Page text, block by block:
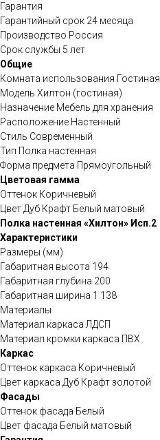
Гарантия
Гарантийный срок 24 месяца
Производство Россия
Срок службы 5 лет
Общие
Комната использования Гостиная
Модель Хилтон (гостиная)
Назначение Мебель для хранения
Расположение Настенный
Стиль Современный
Тип Полка настенная
Форма предмета Прямоугольный
Цветовая гамма
Оттенок Коричневый
Цвет Дуб Крафт Белый матовый
Полка настенная «Хилтон» Исп.2
Характеристики
Размеры (мм)
Габаритная высота 194
Габаритная глубина 200
Габаритная ширина 1 138
Материалы
Материал каркаса ЛДСП
Материал кромки каркаса ПВХ
Каркас
Оттенок каркаса Коричневый
Цвет каркаса Дуб Крафт золотой
Фасады
Оттенок фасада Белый
Цвет фасада Белый матовый